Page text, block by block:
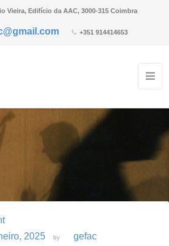
Vieira, Edifício da AAC, 3000-315 Coimbra
+351 914414653
2025 by gefac